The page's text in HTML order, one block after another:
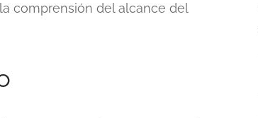
comprensión del alcance del